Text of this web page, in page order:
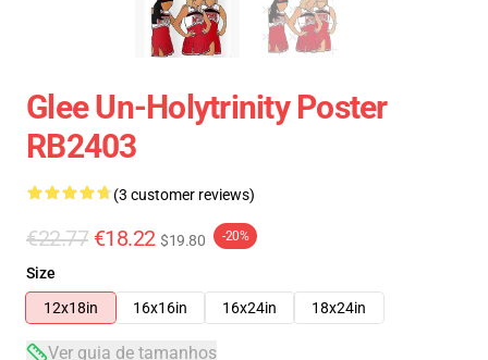
Glee Un-Holytrinity Poster
RB2403
(3 customer reviews)
€22.77 €18.22 $19.80 -20%
Size
12x18in
16x16in 16x24in 18x24in
Ver guia de tamanhos